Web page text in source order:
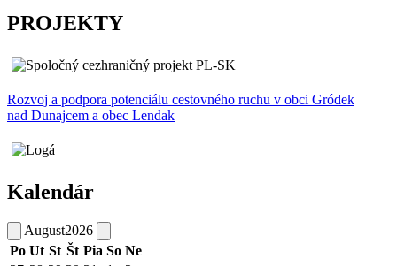
PROJEKTY
Rozvoj a podpora potenciálu cestovného ruchu v obci Gródek
nad Dunajcem a obec Lendak
Kalendár
August2026
Po Ut St Št Pia So Ne